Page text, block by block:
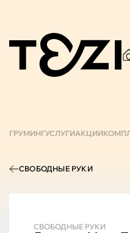
ГРУМИНГУСЛУГИАКЦИИ
СВОБОДНЫЕ РУКИ
СВОБОДНЫЕ РУКИ